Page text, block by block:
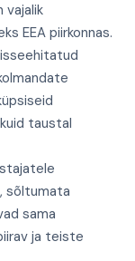
vajalik
EEA piirkonnas.
taustal
sõltumata
sama
ja teiste